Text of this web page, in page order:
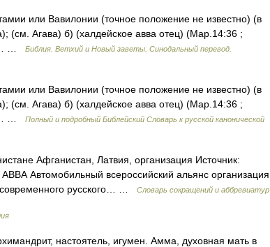
или Вавилонии (точное положение не известно) (в
(см. Агава) б) (халдейское авва отец) (Мар.14:36 ;
…
Библия. Ветхий и Новый заветы. Синодальный перевод.
или Вавилонии (точное положение не известно) (в
(см. Агава) б) (халдейское авва отец) (Мар.14:36 ;
…
Полный и подробный Библейский Словарь к русской канонической
Афганистан, Латвия, организация Источник:
Автомобильный всероссийский альянс организация,
русского… …
Словарь сокращений и аббревиатур
настоятель, игумен. Амма, духовная мать в